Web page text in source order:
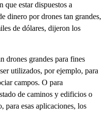
que estar dispuestos a
dinero por drones tan grandes,
de dólares, dijeron los
drones grandes para fines
utilizados, por ejemplo, para
campos. O para
de caminos y edificios o
para esas aplicaciones, los